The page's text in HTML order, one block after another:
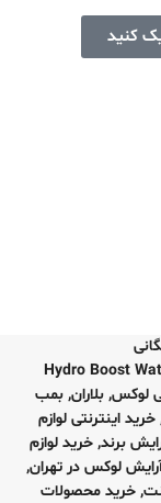
کنید
Hydro Boost
لوکس, بلاران, بمب
خرید اینترنتی لوازم
برند, خرید لوازم
لوکس در تهران,
, خرید محصولات